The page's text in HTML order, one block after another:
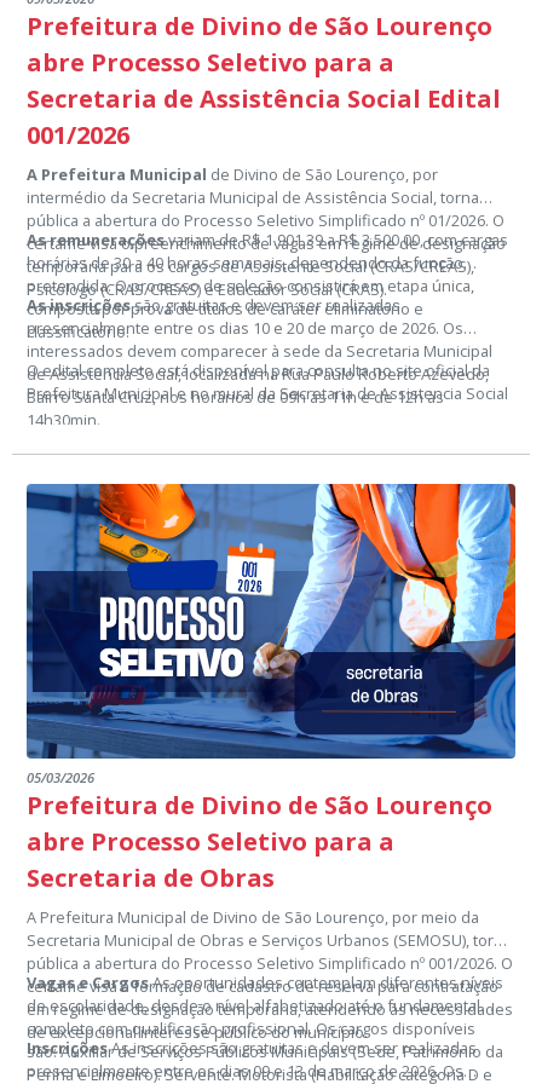
Prefeitura de Divino de São Lourenço
abre Processo Seletivo para a
Secretaria de Assistência Social Edital
001/2026
A Prefeitura Municipal de Divino de São Lourenço, por
intermédio da Secretaria Municipal de Assistência Social, torna
pública a abertura do Processo Seletivo Simplificado nº 01/2026. O
certame visa o preenchimento de vagas em regime de designação
temporária para os cargos de Assistente Social (CRAS/CREAS),
Psicólogo (CRAS/CREAS) e Educador Social (CRAS).
As remuneraçõesvariam de R$ 1.901,39 a R$ 3.500,00, com cargas
horárias de 30 a 40 horas semanais, dependendo da função
pretendida. O processo de seleção consistirá em etapa única,
composta por prova de títulos de caráter eliminatório e
classificatório.
As inscriçõessão gratuitas e devem ser realizadas
presencialmente entre os dias 10 e 20 de março de 2026. Os
interessados devem comparecer à sede da Secretaria Municipal
de Assistência Social, localizada na Rua Paulo Roberto Azevedo,
Bairro Santa Cruz, nos horários de 09h às 11h e de 12h às
14h30min.
O edital completo está disponível para consulta no site oficial da
Prefeitura Municipal e no mural da Secretaria de Assistencia Social
05/03/2026
Prefeitura de Divino de São Lourenço
abre Processo Seletivo para a
Secretaria de Obras
A Prefeitura Municipal de Divino de São Lourenço, por meio da
Secretaria Municipal de Obras e Serviços Urbanos (SEMOSU), torna
pública a abertura do Processo Seletivo Simplificado nº 001/2026. O
certame visa a formação de cadastro de reserva para contratação
em regime de designação temporária, atendendo às necessidades
de excepcional interesse público do município.
Vagas e CargosAs oportunidades contemplam diferentes níveis
de escolaridade, desde o nível alfabetizado até o fundamental
completo com qualificação profissional. Os cargos disponíveis
são: Auxiliar de Serviços Públicos Municipais (Sede, Patrimônio da
Penha e Limoeiro). Servente. Motorista (Habilitação categoria D e
InscriçõesAs inscrições são gratuitas e devem ser realizadas
presencialmente entre os dias 09 e 13 de março de 2026. Os